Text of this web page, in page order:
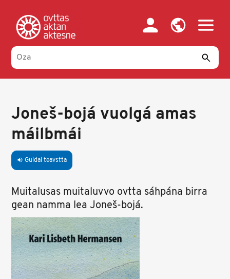
main
content
Joneš-bojá vuolgá amas
máilbmái
volume_up Guldal teavstta
Muitalusas muitaluvvo ovtta sáhpána birra
gean namma lea Joneš-bojá.